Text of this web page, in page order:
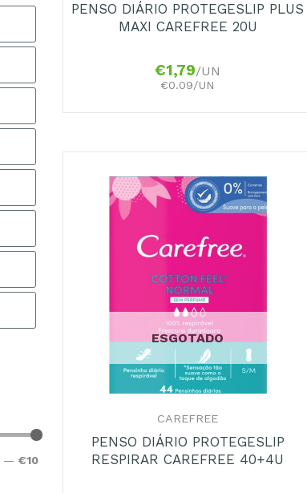
— €10
PENSO DIÁRIO PROTEGESLIP PLUS
MAXI CAREFREE 20U
€1,79/UN
€0.09/UN
ESGOTADO
CAREFREE
PENSO DIÁRIO PROTEGESLIP
RESPIRAR CAREFREE 40+4U